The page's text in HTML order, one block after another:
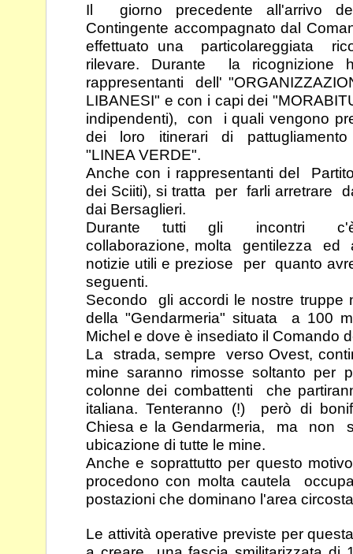
Il giorno precedente all'arrivo
Contingente accompagnato dal
effettuato una particolareggiata
rilevare. Durante la ricognizione
rappresentanti dell'
LIBANESI" e con i capi dei
indipendenti), con i quali vengono
dei loro itinerari di
"LINEA VERDE".
Anche con i rappresentanti del
dei Sciiti), si tratta per farli arretrare
dai Bersaglieri.
Durante tutti gli incontri c'è
collaborazione, molta gentilezza ed
notizie utili e preziose per quanto
seguenti.
Secondo gli accordi le nostre
della "Gendarmeria" situata a 100
Michel e dove è insediato il Comando
La strada, sempre verso Ovest,
mine saranno rimosse soltanto per
colonne dei combattenti che
italiana. Tenteranno (!) però di
Chiesa e la Gendarmeria, ma non
ubicazione di tutte le mine.
Anche e soprattutto per questo
procedono con molta cautela
postazioni che dominano l'area
Le attività operative previste per